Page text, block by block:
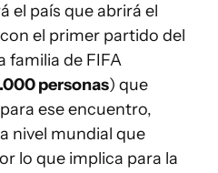
el país que abrirá el
el primer partido del
familia de FIFA
personas) que
ese encuentro,
nivel mundial que
lo que implica para la